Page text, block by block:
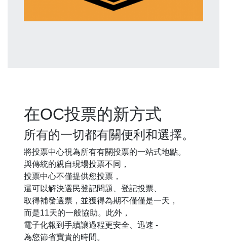
在OC投票的新方式
所有的一切都有關便利和選擇。
將投票中心視為所有有關投票的一站式地點。
與傳統的親自現場投票不同，
投票中心不僅提供您投票，
還可以解決選民登記問題、登記投票、
取得補發選票，並獲得為期不僅僅是一天，
而是11天的一般協助。此外，
電子化報到手續讓過程更安全、迅速 -
為您節省寶貴的時間。